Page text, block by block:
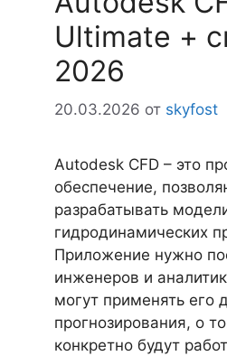
Ultimate +
2026
20.03.2026 от skyfost
Autodesk CFD – это
обеспечение,
разрабатывать
гидродинамических
Приложение нужно
инженеров и
могут применять его
прогнозирования, о
конкретно будут